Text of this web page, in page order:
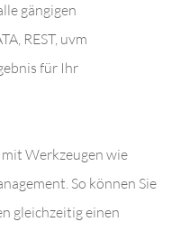
gängigen
REST, uvm
für Ihr
Werkzeugen wie
So können Sie
gleichzeitig einen